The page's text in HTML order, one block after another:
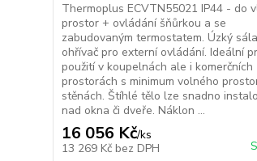
Thermoplus ECVTN55021 IP44 - do
prostor + ovládání šňůrkou a se
zabudovaným termostatem. Úzký
ohřívač pro externí ovládání. Ideální
použití v koupelnách ale i komerčních
prostorách s minimum volného
stěnách. Štíhlé tělo lze snadno
nad okna či dveře. Náklon ...
16 056 Kč/ks
13 269 Kč bez DPH